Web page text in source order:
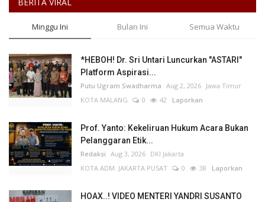
Minggu Ini Bulan Ini Semua Waktu
*HEBOH! Dr. Sri Untari Luncurkan "ASTARI"
Platform Aspirasi...
Putu Ugram Swadharma Aug 2, 2026 Jawa Timur
KOTA MALANG
0 42 Laporkan
Prof. Yanto: Kekeliruan Hukum Acara Bukan
Pelanggaran Etik...
Redaksi Aug 3, 2026 DKI Jakarta
KOTA ADM. JAKARTA PUSAT
0 38 Laporkan
HOAX..! VIDEO MENTERI YANDRI SUSANTO